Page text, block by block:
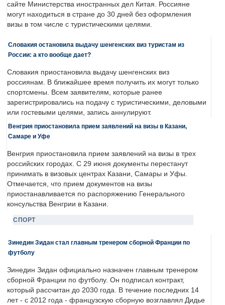
сайте Министерства иностранных дел Китая. Россияне
могут находиться в стране до 30 дней без оформления
визы в том числе с туристическими целями.
Словакия остановила выдачу шенгенских виз туристам из
России: а кто вообще дает?
Словакия приостановила выдачу шенгенских виз
россиянам. В ближайшее время получить их могут только
спортсмены. Всем заявителям, которые ранее
зарегистрировались на подачу с туристическими, деловыми
или гостевыми целями, запись аннулируют.
Венгрия приостановила прием заявлений на визы в Казани,
Самаре и Уфе
Венгрия приостановила прием заявлений на визы в трех
российских городах. С 29 июня документы перестанут
принимать в визовых центрах Казани, Самары и Уфы.
Отмечается, что прием документов на визы
приостанавливается по распоряжению Генерального
консульства Венгрии в Казани.
СПОРТ
Зинедин Зидан стал главным тренером сборной Франции по
футболу
Зинедин Зидан официально назначен главным тренером
сборной Франции по футболу. Он подписал контракт,
который рассчитан до 2030 года. В течение последних 14
лет - с 2012 года - французскую сборную возглавлял Дидье